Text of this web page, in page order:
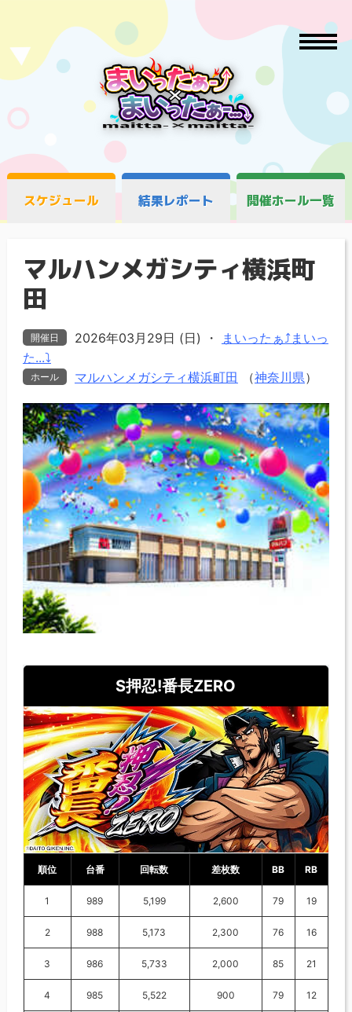
スケジュール 結果レポート 開催ホール一覧
マルハンメガシティ横浜町
田
開催日 2026年03月29日 (日) ・
まいったぁ⤴まいっ
た...⤵
ホール マルハンメガシティ横浜町田 （神奈川県）
S押忍!番長ZERO
順位 台番 回転数 差枚数 BB RB
1 989 5,199 2,600 79 19
2 988 5,173 2,300 76 16
3 986 5,733 2,000 85 21
4 985 5,522 900 79 12